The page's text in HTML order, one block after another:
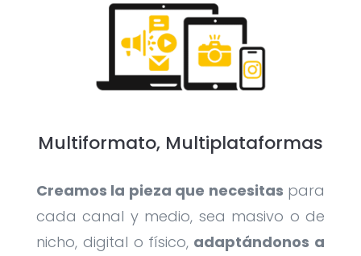
Multiformato, Multiplataformas
Creamos la pieza que necesitas para
cada canal y medio, sea masivo o de
nicho, digital o físico, adaptándonos a